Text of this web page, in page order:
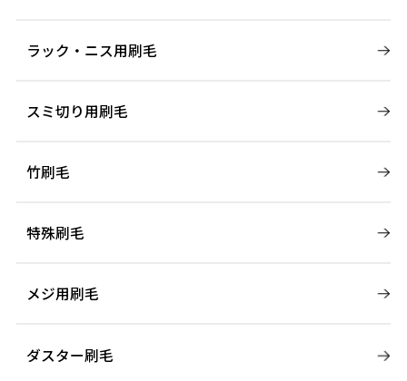
ラック・ニス用刷毛
スミ切り用刷毛
竹刷毛
特殊刷毛
メジ用刷毛
ダスター刷毛